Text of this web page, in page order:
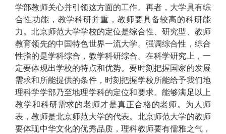
学部教师关心并引领这方面的工作。再者，大学具有综
合性功能，教学科研并重，教师要具备较高的科研能
力。北京师范大学学校的定位是综合性、研究型、教师
教育领先的中国特色世界一流大学。强调综合性，综合
性指的是学科综合，教学科研综合。在科学研究上，一
定要体现出学校的特点和优势。要时刻把握国家的发展
需求和所能提供的条件，时刻把握学校所能给予我们地
理科学学部乃至地理学科的定位和要求。能够满足以上
教学和科研需求的老师才是真正合格的老师。为人师
表，教师是北京师范大学的代表。北京师范大学的教师
要体现中华文化的优秀品质，理科教师要有儒雅之气，